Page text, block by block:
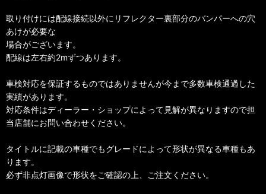
取り付けには配線接続以外にリフレクター裏部分のバンパーへの穴
あけが必要な
場合がございます。
配線は左右約2mずつあります。
車検対応を保証するものではありませんが今まで多数車検通過した
実績があります。
対応条件はディーラー・ショップによって見解が異なりますので担
当店舗にお問い合わせください。
タイトルに記載の車種でもグレードによって形状が異なる車種もあ
ります。
必ず非点灯画像で形状をご確認の上、ご注文ください。